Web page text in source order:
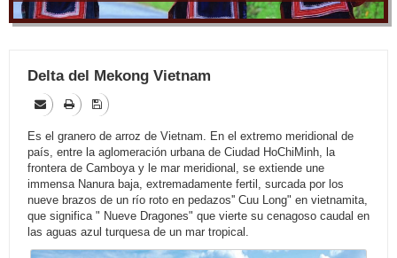
Delta del Mekong Vietnam
Es el granero de arroz de Vietnam. En el extremo meridional de
país, entre la aglomeración urbana de Ciudad HoChiMinh, la
frontera de Camboya y le mar meridional, se extiende une
immensa Nanura baja, extremadamente fertil, surcada por los
nueve brazos de un río roto en pedazos'' Cuu Long" en vietnamita,
que significa " Nueve Dragones" que vierte su cenagoso caudal en
las aguas azul turquesa de un mar tropical.